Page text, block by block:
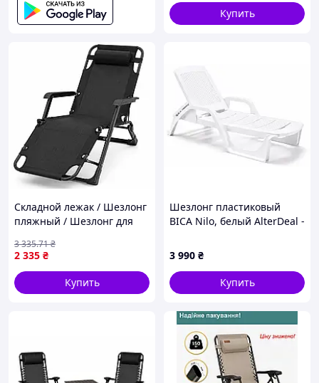
Купить
Складной лежак / Шезлонг
пляжный / Шезлонг для
176х66см, Черный /
Раскладной шезлонг для
сада
2 335 ₴
3 335.71₴
Купить
Шезлонг пластиковый
BICA Nilo, белый AlterDeal -
3 990 ₴
Купить